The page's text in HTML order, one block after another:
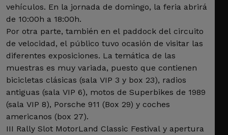
vehículos. En la jornada de domingo, la feria abrirá
de 10:00h a 18:00h.
Por otra parte, también en el paddock del circuito
de velocidad, el público tuvo ocasión de visitar las
diferentes exposiciones. La temática de las
muestras es muy variada, puesto que contienen
bicicletas clásicas (sala VIP 3 y box 23), radios
antiguas (sala VIP 6), motos de Superbikes de 1989
(sala VIP 8), Porsche 911 (Box 29) y coches
americanos (box 27).
III Rally Slot MotorLand Classic Festival y apertura